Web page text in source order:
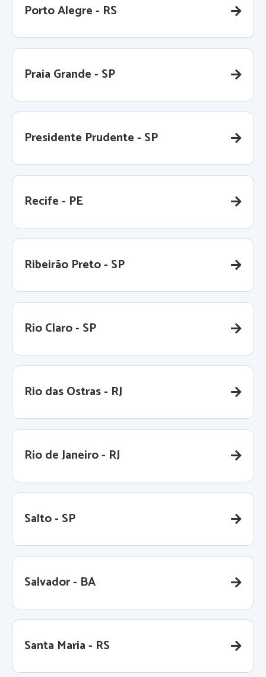
Porto Alegre - RS
Praia Grande - SP
Presidente Prudente - SP
Recife - PE
Ribeirão Preto - SP
Rio Claro - SP
Rio das Ostras - RJ
Rio de Janeiro - RJ
Salto - SP
Salvador - BA
Santa Maria - RS